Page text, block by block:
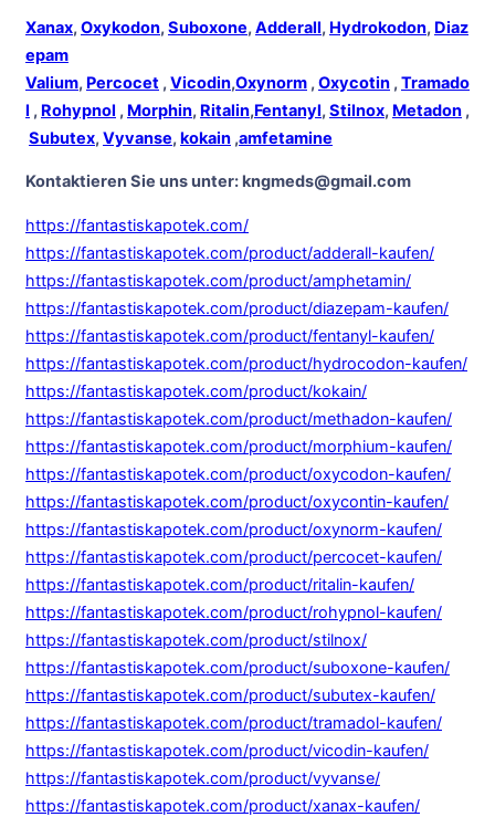
Xanax, Oxykodon, Suboxone, Adderall, Hydrokodon, Diaz
epam
Valium, Percocet , Vicodin,Oxynorm , Oxycotin , Tramado
l , Rohypnol , Morphin, Ritalin,Fentanyl, Stilnox, Metadon ,
Subutex, Vyvanse, kokain ,amfetamine
Kontaktieren Sie uns unter:kngmeds@gmail.com
https://fantastiskapotek.com/
https://fantastiskapotek.com/product/adderall-kaufen/
https://fantastiskapotek.com/product/amphetamin/
https://fantastiskapotek.com/product/diazepam-kaufen/
https://fantastiskapotek.com/product/fentanyl-kaufen/
https://fantastiskapotek.com/product/hydrocodon-kaufen/
https://fantastiskapotek.com/product/kokain/
https://fantastiskapotek.com/product/methadon-kaufen/
https://fantastiskapotek.com/product/morphium-kaufen/
https://fantastiskapotek.com/product/oxycodon-kaufen/
https://fantastiskapotek.com/product/oxycontin-kaufen/
https://fantastiskapotek.com/product/oxynorm-kaufen/
https://fantastiskapotek.com/product/percocet-kaufen/
https://fantastiskapotek.com/product/ritalin-kaufen/
https://fantastiskapotek.com/product/rohypnol-kaufen/
https://fantastiskapotek.com/product/stilnox/
https://fantastiskapotek.com/product/suboxone-kaufen/
https://fantastiskapotek.com/product/subutex-kaufen/
https://fantastiskapotek.com/product/tramadol-kaufen/
https://fantastiskapotek.com/product/vicodin-kaufen/
https://fantastiskapotek.com/product/vyvanse/
https://fantastiskapotek.com/product/xanax-kaufen/